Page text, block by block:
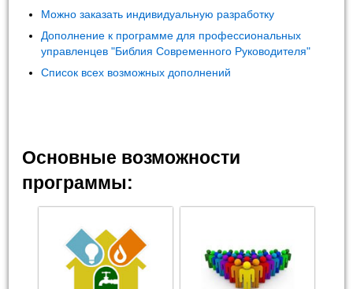
Можно заказать индивидуальную разработку
Дополнение к программе для профессиональных
управленцев "Библия Современного Руководителя"
Список всех возможных дополнений
Основные возможности
программы: